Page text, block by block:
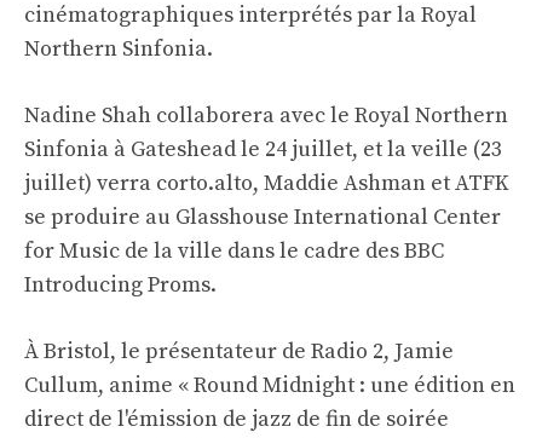
cinématographiques interprétés par la Royal
Northern Sinfonia.
Nadine Shah collaborera avec le Royal Northern
Sinfonia à Gateshead le 24 juillet, et la veille (23
juillet) verra corto.alto, Maddie Ashman et ATFK
se produire au Glasshouse International Center
for Music de la ville dans le cadre des BBC
Introducing Proms.
À Bristol, le présentateur de Radio 2, Jamie
Cullum, anime « Round Midnight : une édition en
direct de l'émission de jazz de fin de soirée